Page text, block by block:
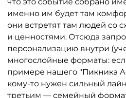
именно им будет там
они встретят там людей со
и ценностями. Отсюда
персонализацию внутри
многослойные форматы:
примере нашего "Пикника
кому-то нужен сильный
третьим — семейный